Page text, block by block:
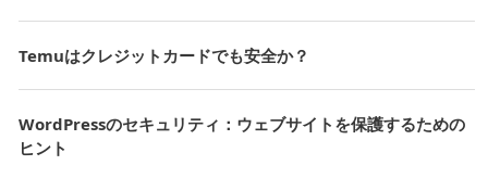
Temuはクレジットカードでも安全か？
WordPressのセキュリティ：ウェブサイトを保護するための
ヒント